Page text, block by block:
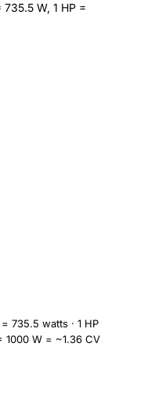
W, 1 HP =
735.5 watts · 1 HP
1000 W = ~1.36 CV